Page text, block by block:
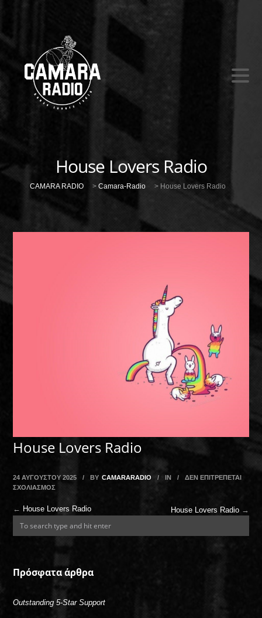
House Lovers Radio
CAMARA RADIO > Camara-Radio > House Lovers Radio
House Lovers Radio
24 ΑΥΓΟΎΣΤΟΥ 2025 / BY CAMARARADIO / IN /
ΔΕΝ ΕΠΙΤΡΈΠΕΤΑΙ
ΣΧΟΛΙΑΣΜΌΣ
← House Lovers Radio House Lovers Radio→
Πρόσφατα άρθρα
Outstanding 5-Star Support